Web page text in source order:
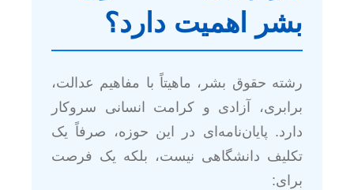
بشر اهمیت دارد؟
رشته حقوق بشر، ماهیتاً با مفاهیم عدالت،
برابری، آزادی و کرامت انسانی سروکار
دارد. پایان‌نامه‌ای در این حوزه، صرفاً یک
تکلیف دانشگاهی نیست، بلکه یک فرصت
برای: